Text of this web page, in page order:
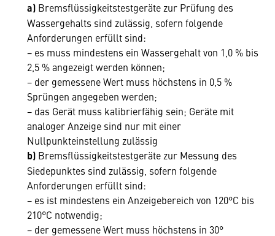
a) Bremsflüssigkeitstestgeräte zur Prüfung des
Wassergehalts sind zulässig, sofern folgende
Anforderungen erfüllt sind:
− es muss mindestens ein Wassergehalt von 1,0 % bis
2,5 % angezeigt werden können;
− der gemessene Wert muss höchstens in 0,5 %
Sprüngen angegeben werden;
− das Gerät muss kalibrierfähig sein; Geräte mit
analoger Anzeige sind nur mit einer
Nullpunkteinstellung zulässig
b) Bremsflüssigkeitstestgeräte zur Messung des
Siedepunktes sind zulässig, sofern folgende
Anforderungen erfüllt sind:
− es ist mindestens ein Anzeigebereich von 120°C bis
210°C notwendig;
− der gemessene Wert muss höchstens in 30°